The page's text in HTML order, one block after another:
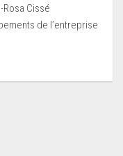
Rosa Cissé
de l’entreprise